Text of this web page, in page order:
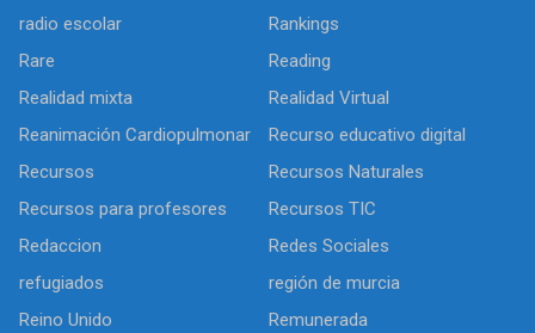
radio escolar
Rankings
Rare
Reading
Realidad mixta
Realidad Virtual
Reanimación Cardiopulmonar
Recurso educativo digital
Recursos
Recursos Naturales
Recursos para profesores
Recursos TIC
Redaccion
Redes Sociales
refugiados
región de murcia
Reino Unido
Remunerada